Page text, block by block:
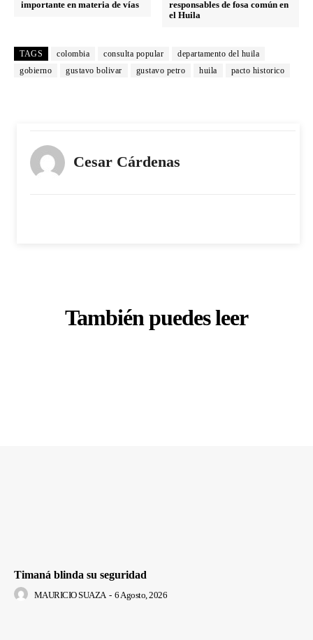
importante en materia de vías
responsables de fosa común en
el Huila
TAGS colombia consulta popular
departamento del huila
gobierno
gustavo bolivar gustavo petro huila pacto historico
Cesar Cárdenas
También puedes leer
Timaná blinda su seguridad
MAURICIO SUAZA - 6 Agosto, 2026